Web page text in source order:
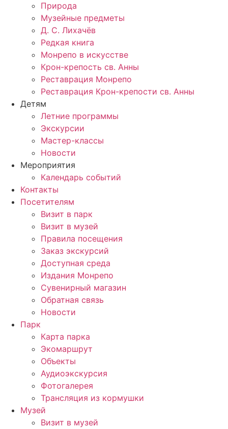
Природа
Музейные предметы
Д. С. Лихачёв
Редкая книга
Монрепо в искусстве
Крон-крепость св. Анны
Реставрация Монрепо
Реставрация Крон-крепости св. Анны
Детям
Летние программы
Экскурсии
Мастер-классы
Новости
Мероприятия
Календарь событий
Контакты
Посетителям
Визит в парк
Визит в музей
Правила посещения
Заказ экскурсий
Доступная среда
Издания Монрепо
Сувенирный магазин
Обратная связь
Новости
Парк
Карта парка
Экомаршрут
Объекты
Аудиоэкскурсия
Фотогалерея
Трансляция из кормушки
Музей
Визит в музей